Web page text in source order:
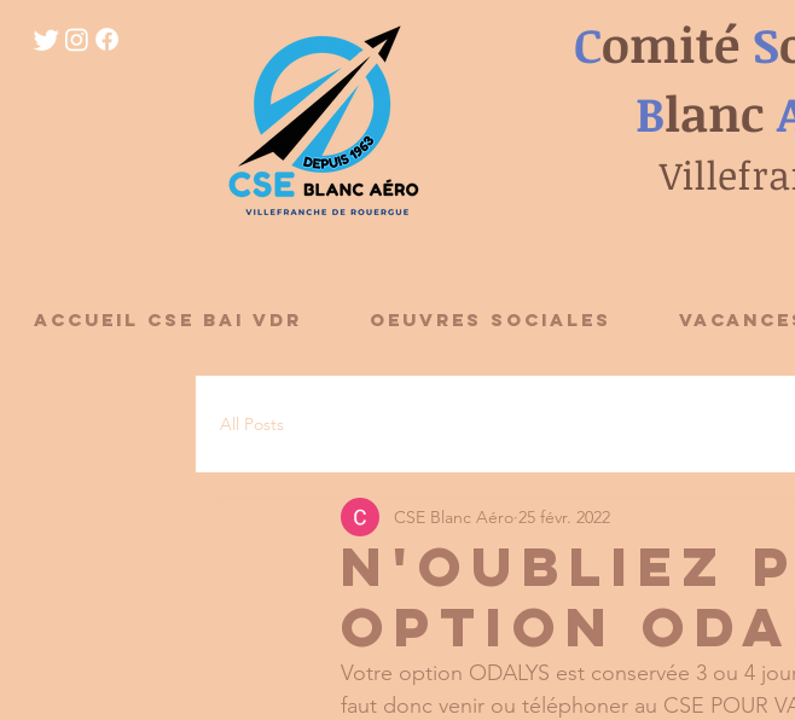
Comité S
Blanc
ACCUEIL CSE BAI VDR OEUVRES SOCIALES
All Posts
N'oubliez
Option
CSE Blanc Aéro 25 févr. 2022
Votre option ODALYS est conservée 3 ou 4
faut donc venir ou téléphoner au CSE POUR